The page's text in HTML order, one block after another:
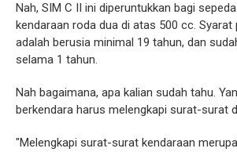
Nah, SIM C II ini diperuntukkan bagi
kendaraan roda dua di atas 500 cc. Syarat
adalah berusia minimal 19 tahun, dan
selama 1 tahun.
Nah bagaimana, apa kalian sudah tahu.
berkendara harus melengkapi surat-surat
"Melengkapi surat-surat kendaraan